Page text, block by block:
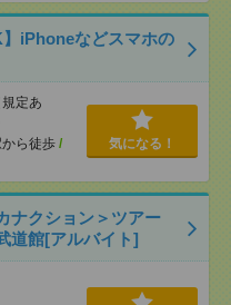
】iPhoneなどスマホの
定あ
ら徒歩 /
気になる！
ナクション＞ツアー
道館[アルバイト]